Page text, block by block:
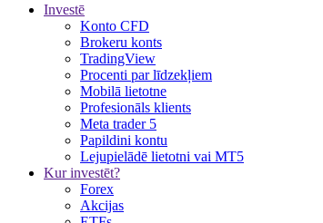
Investē
Konto CFD
Brokeru konts
TradingView
Procenti par līdzekļiem
Mobilā lietotne
Profesionāls klients
Meta trader 5
Papildini kontu
Lejupielādē lietotni vai MT5
Kur investēt?
Forex
Akcijas